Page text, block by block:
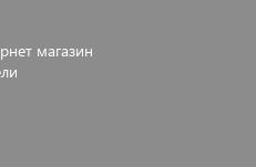
магазин